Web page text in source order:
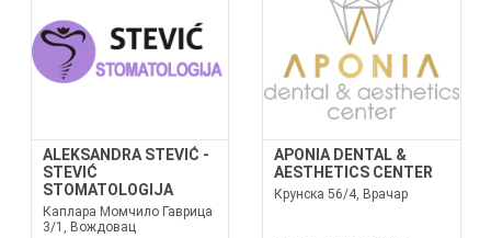
ALEKSANDRA STEVIĆ -
STEVIĆ
STOMATOLOGIJA
Каплара Момчило Гаврица
3/1, Вождовац
APONIA DENTAL &
AESTHETICS CENTER
Крунска 56/4, Врачар